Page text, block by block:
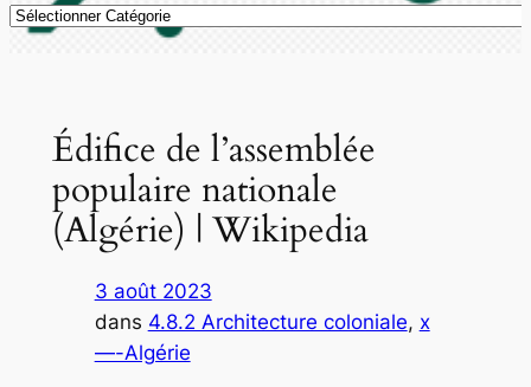
Catégories
Édifice de l’assemblée
populaire nationale
(Algérie) | Wikipedia
3 août 2023
dans 4.8.2 Architecture coloniale, x
—-Algérie